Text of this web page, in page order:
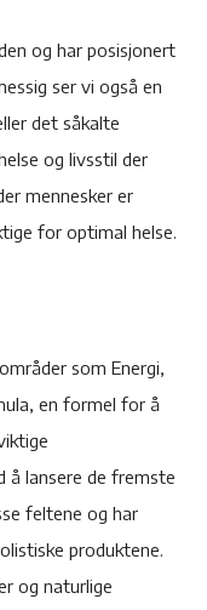
og har posisjonert
ser vi også en
det såkalte
og livsstil der
mennesker er
for optimal helse.
som Energi,
en formel for å
å lansere de fremste
feltene og har
produktene.
og naturlige